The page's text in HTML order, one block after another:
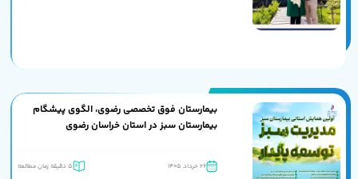
بیمارستان فوق تخصصی رضوی، الگوی پیشگام
بیمارستان سبز در استان خراسان رضوی
26 خرداد 1405 5 دقیقه زمان مطالعه